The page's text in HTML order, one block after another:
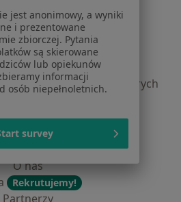
Serwis
Regulamin
pacjentów
profesjonalistów
dla profesjonalistów, których
samodzielnie
cookies
wyniki wyszukiwania
O nas
Rekrutujemy!
Partnerzy
jest anonimowy, a wyniki
i prezentowane
zbiorczej. Pytania
są skierowane
lub opiekunów
informacji
osób niepełnoletnich.
survey